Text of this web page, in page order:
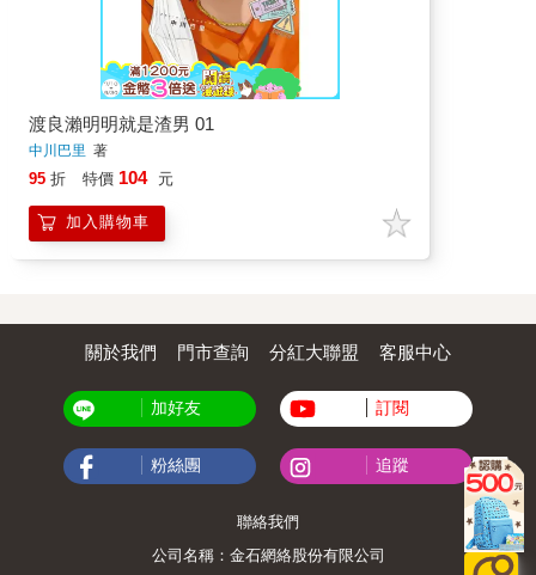
渡良瀨明明就是渣男 01
中川巴里 著
95 折 特價 104 元
加入購物車
關於我們 門市查詢 分紅大聯盟 客服中心
加好友 訂閱
粉絲團 追蹤
聯絡我們
公司名稱：金石網絡股份有限公司